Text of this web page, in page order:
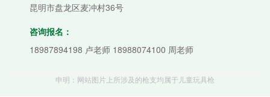
昆明市盘龙区麦冲村36号
咨询报名：
18987894198 卢老师 18988074100 周老师
申明：网站图片上所涉及的枪支均属于儿童玩具枪